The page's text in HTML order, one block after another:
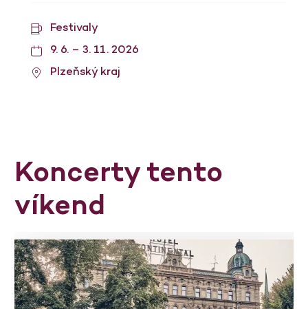
Festivaly
9. 6. – 3. 11. 2026
Plzeňský kraj
Koncerty tento
víkend